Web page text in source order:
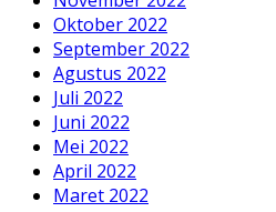
Oktober 2022
September 2022
Agustus 2022
Juli 2022
Juni 2022
Mei 2022
April 2022
Maret 2022